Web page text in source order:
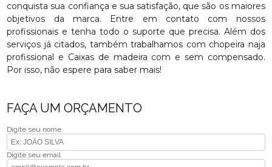
conquista sua confiança e sua satisfação, que são os maiores
objetivos da marca. Entre em contato com nossos
profissionais e tenha todo o suporte que precisa. Além dos
serviços já citados, também trabalhamos com chopeira naja
profissional e Caixas de madeira com e sem compensado.
Por isso, não espere para saber mais!
FAÇA UM ORÇAMENTO
Digite seu nome
Digite seu email